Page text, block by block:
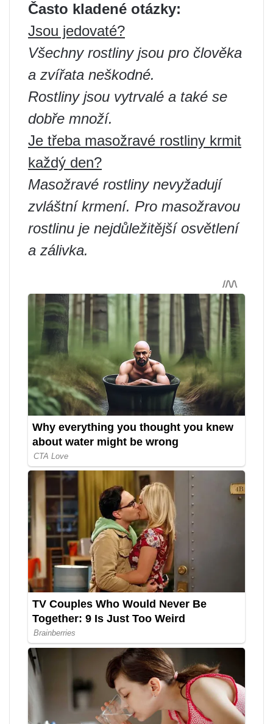
Často kladené otázky:
Jsou jedovaté?
Všechny rostliny jsou pro člověka
a zvířata neškodné.
Rostliny jsou vytrvalé a také se
dobře množí.
Je třeba masožravé rostliny krmit
každý den?
Masožravé rostliny nevyžadují
zvláštní krmení. Pro masožravou
rostlinu je nejdůležitější osvětlení
a zálivka.